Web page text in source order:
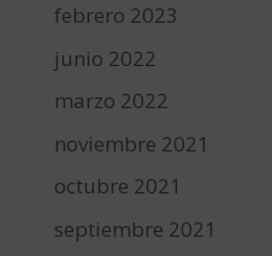
febrero 2023
junio 2022
marzo 2022
noviembre 2021
octubre 2021
septiembre 2021